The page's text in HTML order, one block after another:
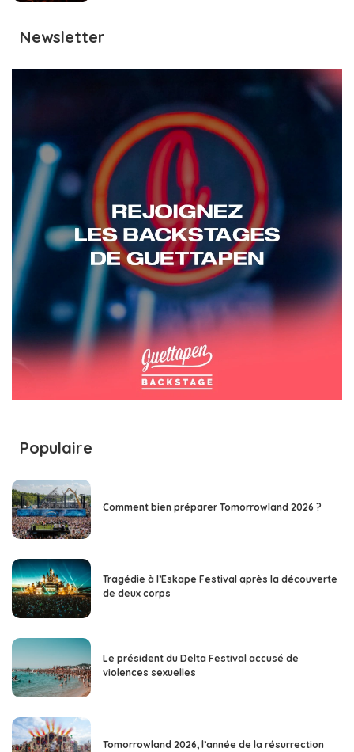
Newsletter
Populaire
Comment bien préparer Tomorrowland 2026 ?
Tragédie à l’Eskape Festival après la découverte
de deux corps
Le président du Delta Festival accusé de
violences sexuelles
Tomorrowland 2026, l’année de la résurrection